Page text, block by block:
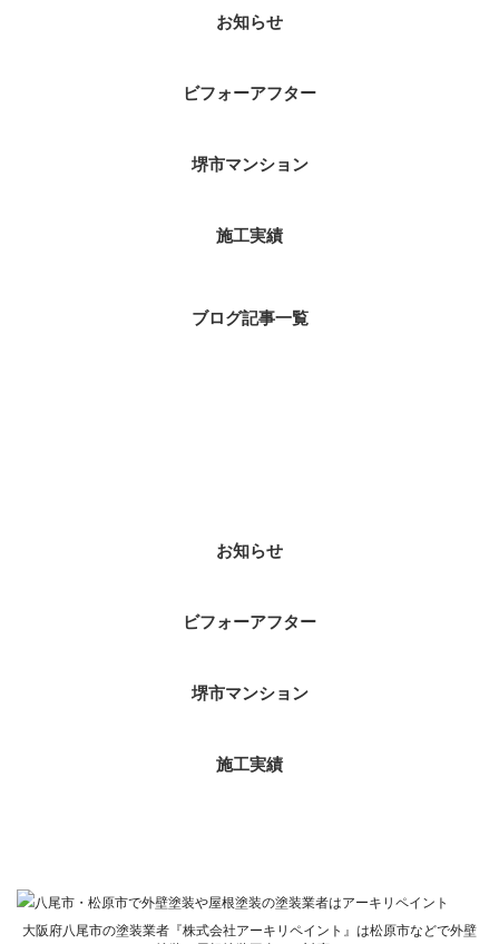
お知らせ
ビフォーアフター
堺市マンション
施工実績
ブログ記事一覧
お知らせ
ビフォーアフター
堺市マンション
施工実績
大阪府八尾市の塗装業者『株式会社アーキリペイント』は松原市などで外壁